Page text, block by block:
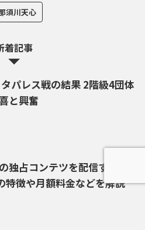
須川天心
着記事
パレス戦の結果 2階級4団体
と興奮
独占コンテツを配信する
特徴や月額料金などを解説